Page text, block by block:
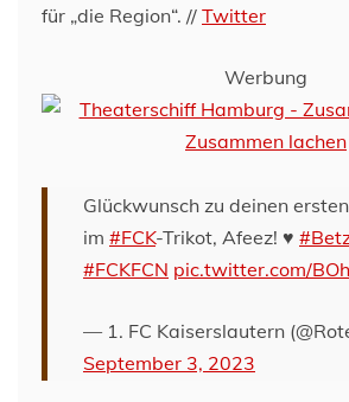
für „die Region“. // Twitter
Werbung
Glückwunsch zu deinen
im #FCK-Trikot, Afeez! ♥️
#FCKFCN pic.twitter.com/
— 1. FC Kaiserslautern
September 3, 2023